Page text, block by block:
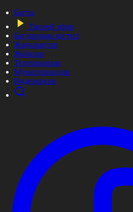
Басты
Тікелей эфир
Бағдарлама кестесі
Жаңалықтар
Жобалар
Телехикаялар
Мультсериалдар
Видеоархив